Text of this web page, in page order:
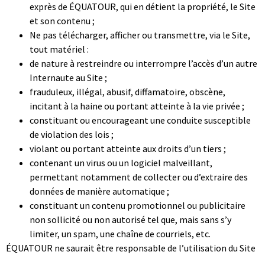
exprès de ÉQUATOUR, qui en détient la propriété, le Site
et son contenu ;
Ne pas télécharger, afficher ou transmettre, via le Site,
tout matériel :
de nature à restreindre ou interrompre l’accès d’un autre
Internaute au Site ;
frauduleux, illégal, abusif, diffamatoire, obscène,
incitant à la haine ou portant atteinte à la vie privée ;
constituant ou encourageant une conduite susceptible
de violation des lois ;
violant ou portant atteinte aux droits d’un tiers ;
contenant un virus ou un logiciel malveillant,
permettant notamment de collecter ou d’extraire des
données de manière automatique ;
constituant un contenu promotionnel ou publicitaire
non sollicité ou non autorisé tel que, mais sans s’y
limiter, un spam, une chaîne de courriels, etc.
ÉQUATOUR ne saurait être responsable de l’utilisation du Site